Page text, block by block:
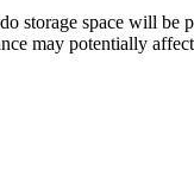
storage space will
may potentially